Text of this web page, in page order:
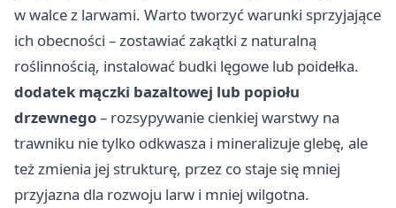
w walce z larwami. Warto tworzyć warunki sprzyjające
ich obecności – zostawiać zakątki z naturalną
roślinnością, instalować budki lęgowe lub poidełka.
dodatek mączki bazaltowej lub popiołu
drzewnego– rozsypywanie cienkiej warstwy na
trawniku nie tylko odkwasza i mineralizuje glebę, ale
też zmienia jej strukturę, przez co staje się mniej
przyjazna dla rozwoju larw i mniej wilgotna.